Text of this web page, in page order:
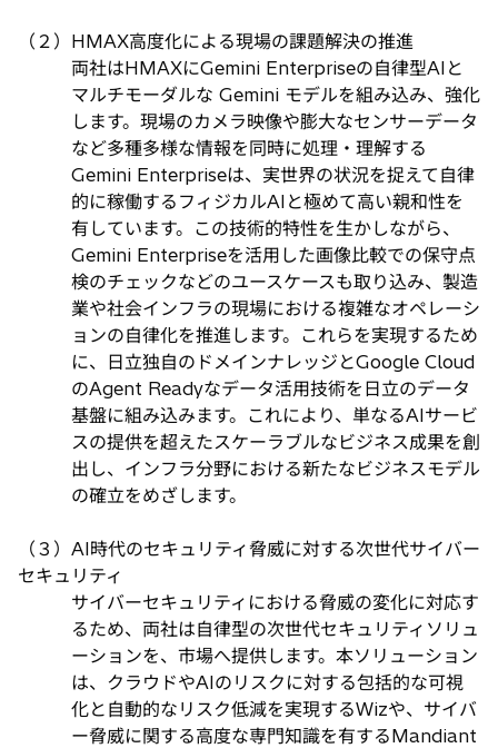
（２）HMAX高度化による現場の課題解決の推進
両社はHMAXにGemini Enterpriseの自律型AIと
マルチモーダルな Gemini モデルを組み込み、強化
します。現場のカメラ映像や膨大なセンサーデータ
など多種多様な情報を同時に処理・理解する
Gemini Enterpriseは、実世界の状況を捉えて自律
的に稼働するフィジカルAIと極めて高い親和性を
有しています。この技術的特性を生かしながら、
Gemini Enterpriseを活用した画像比較での保守点
検のチェックなどのユースケースも取り込み、製造
業や社会インフラの現場における複雑なオペレーシ
ョンの自律化を推進します。これらを実現するため
に、日立独自のドメインナレッジとGoogle Cloud
のAgent Readyなデータ活用技術を日立のデータ
基盤に組み込みます。これにより、単なるAIサービ
スの提供を超えたスケーラブルなビジネス成果を創
出し、インフラ分野における新たなビジネスモデル
の確立をめざします。
（３）AI時代のセキュリティ脅威に対する次世代サイバー
セキュリティ
サイバーセキュリティにおける脅威の変化に対応す
るため、両社は自律型の次世代セキュリティソリュ
ーションを、市場へ提供します。本ソリューション
は、クラウドやAIのリスクに対する包括的な可視
化と自動的なリスク低減を実現するWizや、サイバ
ー脅威に関する高度な専門知識を有するMandiant